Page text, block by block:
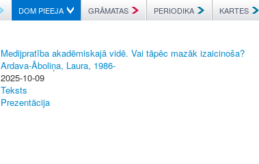
DOM PIEEJA GRĀMATAS PERIODIKA KARTES
Medijpratība akadēmiskajā vidē. Vai tāpēc mazāk izaicinoša?
Ardava-Āboliņa, Laura, 1986-
2025-10-09
Teksts
Prezentācija